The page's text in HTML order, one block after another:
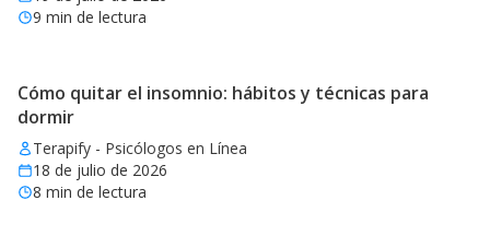
9 min de lectura
Cómo quitar el insomnio: hábitos y técnicas para
dormir
Terapify - Psicólogos en Línea
18 de julio de 2026
8 min de lectura